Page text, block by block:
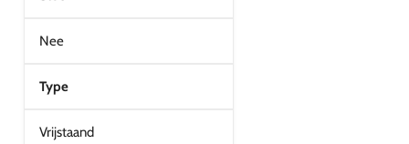
Nee
Type
Vrijstaand